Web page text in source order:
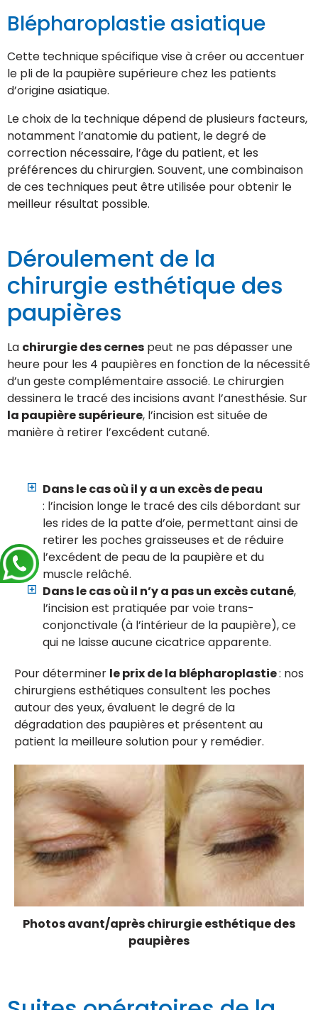
Blépharoplastie asiatique
Cette technique spécifique vise à créer ou accentuer
le pli de la paupière supérieure chez les patients
d’origine asiatique.
Le choix de la technique dépend de plusieurs facteurs,
notamment l’anatomie du patient, le degré de
correction nécessaire, l’âge du patient, et les
préférences du chirurgien. Souvent, une combinaison
de ces techniques peut être utilisée pour obtenir le
meilleur résultat possible.
Déroulement de la
chirurgie esthétique des
paupières
La chirurgie des cernes peut ne pas dépasser une
heure pour les 4 paupières en fonction de la nécessité
d’un geste complémentaire associé. Le chirurgien
dessinera le tracé des incisions avant l’anesthésie. Sur
la paupière supérieure, l’incision est située de
manière à retirer l’excédent cutané.
Dans le cas où il y a un excès de peau
: l’incision longe le tracé des cils débordant sur
les rides de la patte d’oie, permettant ainsi de
retirer les poches graisseuses et de réduire
l’excédent de peau de la paupière et du
muscle relâché.
Dans le cas où il n’y a pas un excès cutané,
l’incision est pratiquée par voie trans-
conjonctivale (à l’intérieur de la paupière), ce
qui ne laisse aucune cicatrice apparente.
Pour déterminer le prix de la blépharoplastie: nos
chirurgiens esthétiques consultent les poches
autour des yeux, évaluent le degré de la
dégradation des paupières et présentent au
patient la meilleure solution pour y remédier.
Photos avant/après chirurgie esthétique des
paupières